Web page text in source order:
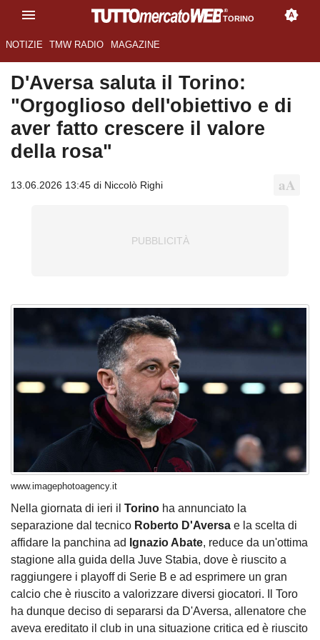
TORINO
NOTIZIE TMW RADIO MAGAZINE
D'Aversa saluta il Torino:
"Orgoglioso dell'obiettivo e di
aver fatto crescere il valore
della rosa"
13.06.2026 13:45 di Niccolò Righi
www.imagephotoagency.it
Nella giornata di ieri il Torino ha annunciato la
separazione dal tecnico Roberto D'Aversa e la scelta di
affidare la panchina ad Ignazio Abate, reduce da un'ottima
stagione alla guida della Juve Stabia, dove è riuscito a
raggiungere i playoff di Serie B e ad esprimere un gran
calcio che è riuscito a valorizzare diversi giocatori. Il Toro
ha dunque deciso di separarsi da D'Aversa, allenatore che
aveva ereditato il club in una situazione critica ed è riuscito